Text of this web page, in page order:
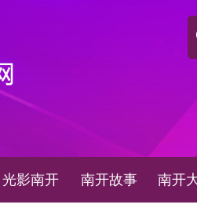
光影南开 南开故事 南开